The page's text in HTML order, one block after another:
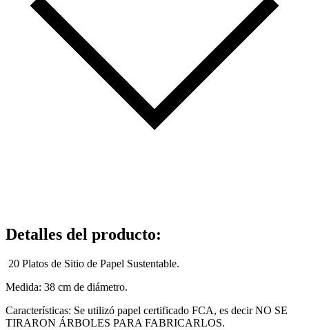
Detalles del producto:
20 Platos de Sitio de Papel Sustentable.
Medida: 38 cm de diámetro.
Características: Se utilizó papel certificado FCA, es decir NO SE
TIRARON ÁRBOLES PARA FABRICARLOS.